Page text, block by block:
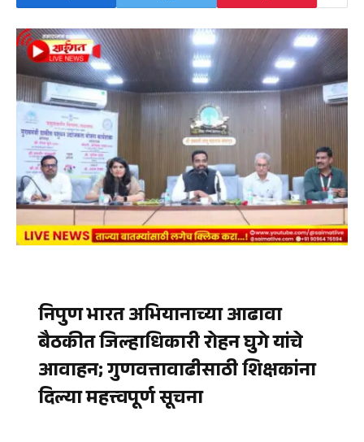
निपुण भारत अभियानाच्या आढावा
बैठकीत जिल्हाधिकारी रोहन घुगे यांचे
आवाहन; गुणवत्तावाढीसाठी शिक्षकांना
दिल्या महत्त्वपूर्ण सूचना